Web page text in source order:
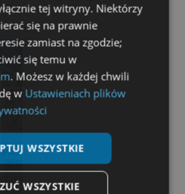
tej witryny. Niektórzy
się na prawnie
zamiast na zgodzie;
się temu w
. Możesz w każdej chwili
w Ustawieniach plików
WSZYSTKIE
WSZYSTKIE